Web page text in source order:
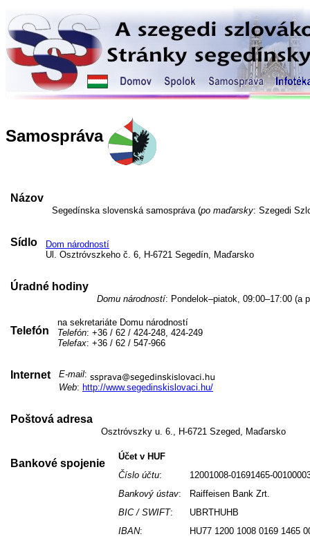
Samospráva
Názov
Segedínska slovenská samospráva (po maďarsky: Szegedi
Sídlo
Dom národností
Ul. Osztróvszkeho č. 6, H-6721 Segedín, Maďarsko
Úradné hodiny
Domu národností: Pondelok–piatok, 09:00–17:00 (a
Telefón
na sekretariáte Domu národností
Telefón: +36 / 62 / 424-248, 424-249
Telefax: +36 / 62 / 547-966
Internet E-mail:
Web: http://www.segedinskislovaci.hu/
Poštová adresa
Osztróvszky u. 6., H-6721 Szeged, Maďarsko
Bankové spojenie
Účet v HUF
Číslo účtu:
12001008-01691465-
Bankový ústav:
Raiffeisen Bank Zrt.
BIC / SWIFT:
UBRTHUHB
IBAN: HU77 1200 1008 0169 1465